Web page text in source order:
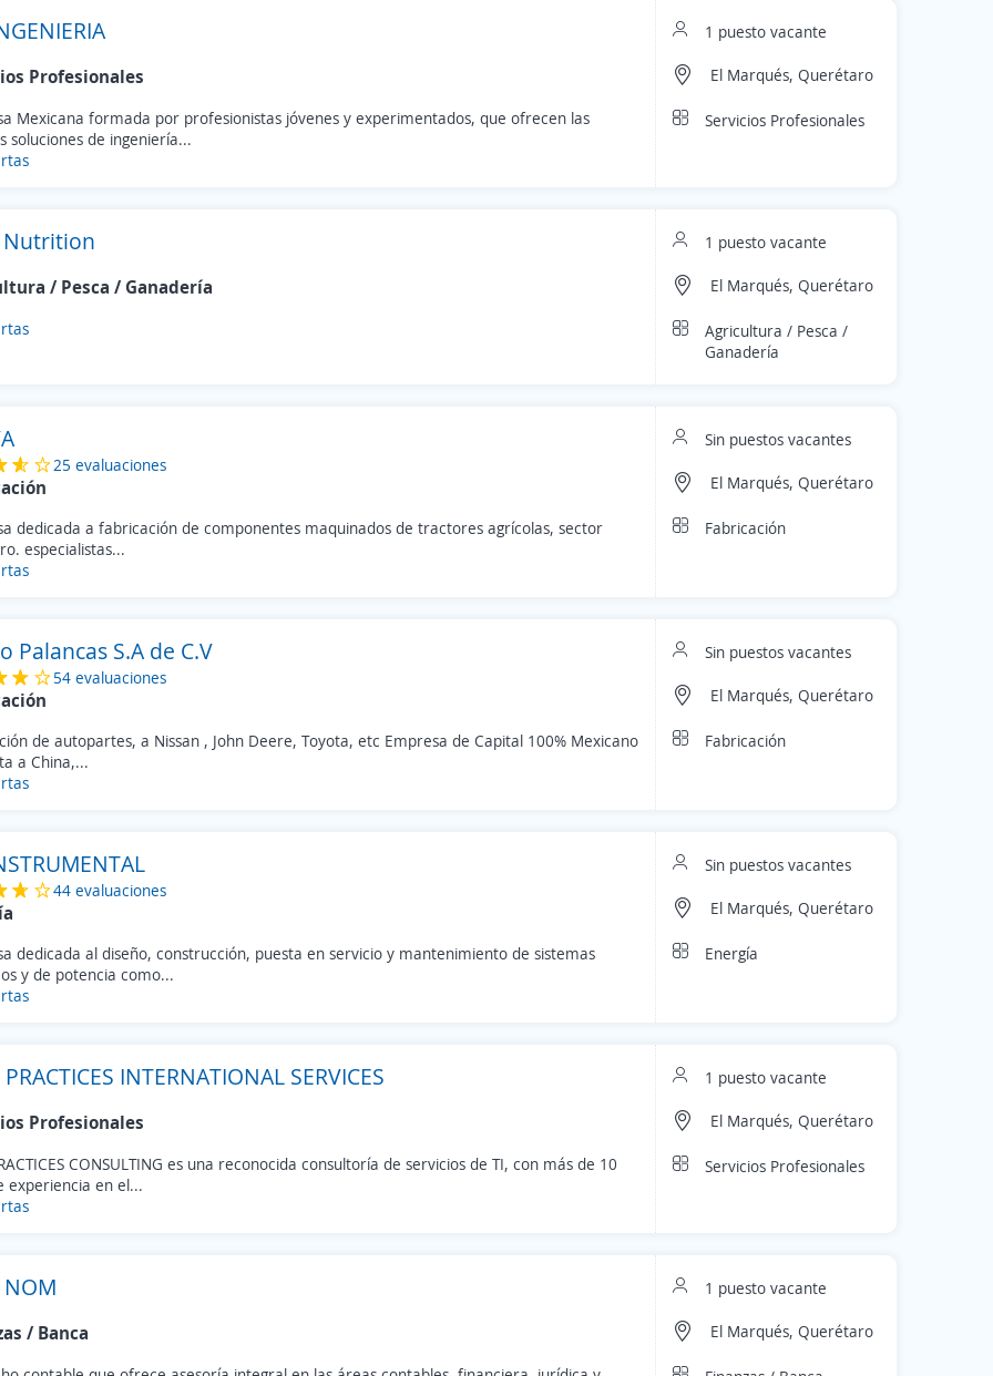
Profesionales
Mexicana formada por profesionistas jóvenes y experimentados, que ofrecen las
soluciones de ingeniería...
1 puesto vacante
El Marqués, Querétaro
Servicios Profesionales
Nutrition
/ Pesca / Ganadería
1 puesto vacante
El Marqués, Querétaro
Agricultura / Pesca /
Ganadería
25 evaluaciones
dedicada a fabricación de componentes maquinados de tractores agrícolas, sector
especialistas...
Sin puestos vacantes
El Marqués, Querétaro
Fabricación
Palancas S.A de C.V
54 evaluaciones
de autopartes, a Nissan , John Deere, Toyota, etc Empresa de Capital 100% Mexicano
a China,...
Sin puestos vacantes
El Marqués, Querétaro
Fabricación
44 evaluaciones
dedicada al diseño, construcción, puesta en servicio y mantenimiento de sistemas
y de potencia como...
Sin puestos vacantes
El Marqués, Querétaro
Energía
PRACTICES INTERNATIONAL SERVICES
Profesionales
CONSULTING es una reconocida consultoría de servicios de TI, con más de 10
experiencia en el...
1 puesto vacante
El Marqués, Querétaro
Servicios Profesionales
NOM
/ Banca
1 puesto vacante
El Marqués, Querétaro